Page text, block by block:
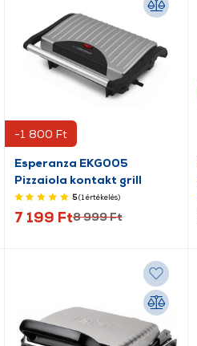
-1 800 Ft
Esperanza EKG005
Pizzaiola kontakt grill
5(1 értékelés)
7 199 Ft8 999 Ft